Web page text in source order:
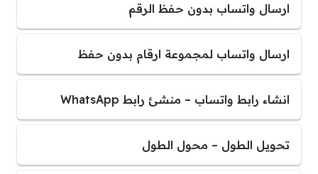
ارسال واتساب بدون حفظ الرقم
ارسال واتساب لمجموعة ارقام بدون حفظ
انشاء رابط واتساب – منشئ رابط WhatsApp
تحويل الطول – محول الطول